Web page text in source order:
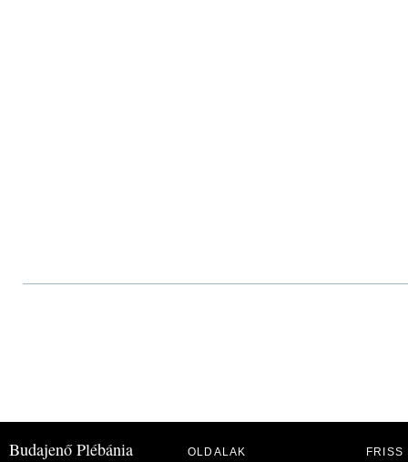
Budajenő Plébánia OLDALAK FRISS